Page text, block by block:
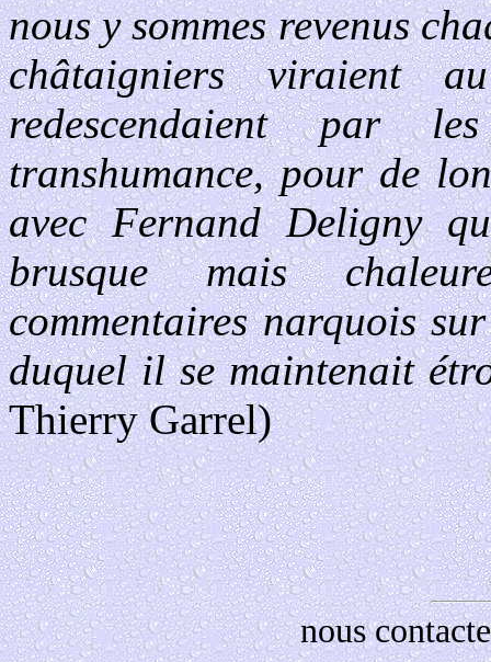
nous y sommes revenus
châtaigniers viraient
redescendaient par
transhumance, pour de
avec Fernand Deligny
brusque mais
commentaires narquois
duquel il se maintenait
Thierry Garrel)
nous